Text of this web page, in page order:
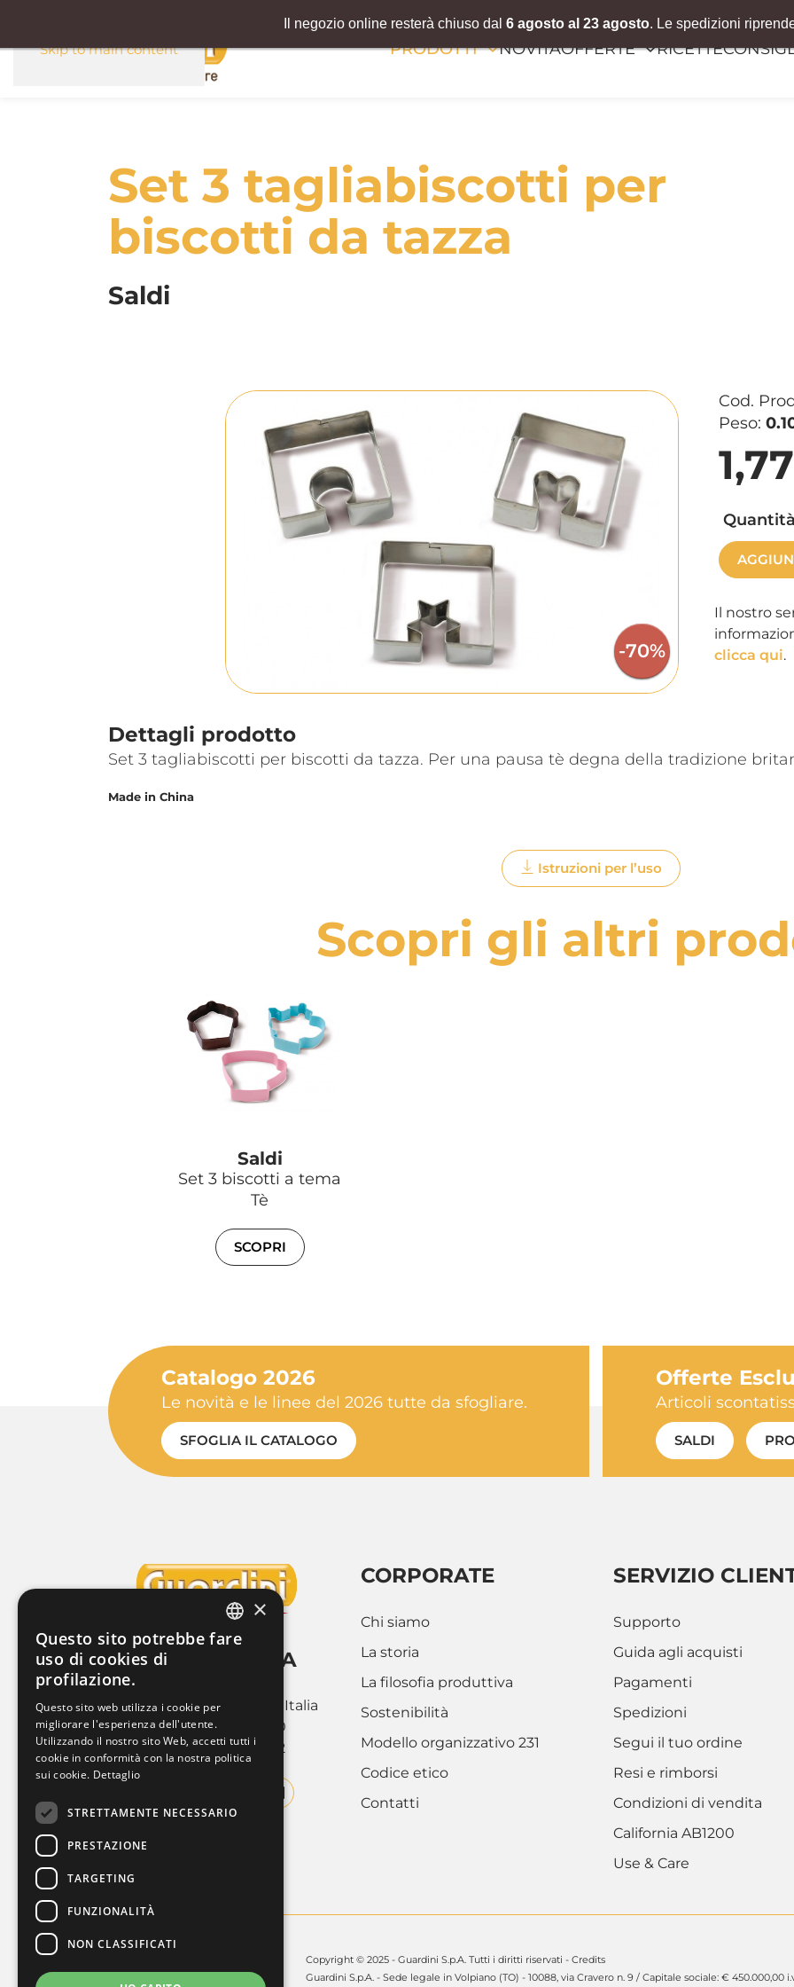
Skip to main content PRODOTTI NOVITÀOFFERTE RICETTE
Set 3 tagliabiscotti per
biscotti da tazza
Saldi
-70%
Cod.
Peso:
Il nostro
clicca qui.
Dettagli prodotto
Set 3 tagliabiscotti per biscotti da tazza. Per una pausa tè degna della tradizione
Made in China
Istruzioni per l’uso
Scopri gli altri
Saldi
Set 3 biscotti a tema
Tè
SCOPRI
Catalogo 2026
Le novità e le linee del 2026 tutte da sfogliare.
SFOGLIA IL CATALOGO
Offerte
Articoli
SALDI
GUARDINI SPA
10088 Volpiano (Torino), Italia
Tel. +39 011.9952890
Fax +39 011.9952142
CORPORATE
Chi siamo
La storia
La filosofia produttiva
Sostenibilità
Modello organizzativo 231
Codice etico
Contatti
SERVIZIO
Supporto
Guida agli acquisti
Pagamenti
Spedizioni
Segui il tuo ordine
Resi e rimborsi
Condizioni di vendita
California AB1200
Use & Care
Copyright © 2025 - Guardini S.p.A. Tutti i diritti riservati - Credits
Guardini S.p.A. - Sede legale in Volpiano (TO) - 10088, via Cravero n. 9 / Capitale sociale: € 450.000,00 i.v.
Il negozio online resterà chiuso dal 6 agosto al 23 agosto. Le spedizioni
ITALIAN
×
Questo sito potrebbe fare
uso di cookies di
profilazione.
Questo sito web utilizza i cookie per
migliorare l'esperienza dell'utente.
Utilizzando il nostro sito Web, accetti tutti i
cookie in conformità con la nostra politica
sui cookie. Dettaglio
STRETTAMENTE NECESSARIO
PRESTAZIONE
TARGETING
FUNZIONALITÀ
NON CLASSIFICATI